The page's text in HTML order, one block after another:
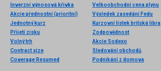
Inverzní výnosová křivka
Akcie přednostní (prioritní)
Jednotný kurz
Přijetí zisku
Volný trh
Contract size
Coverage Resumed
Velkoobchodní cena plynu
Výsledek zasedání Fedu
Kurzovní lístek britská libra
Zodpovědnost
Akcie Sodexo
Sledování obchodů
Podnikání z domova